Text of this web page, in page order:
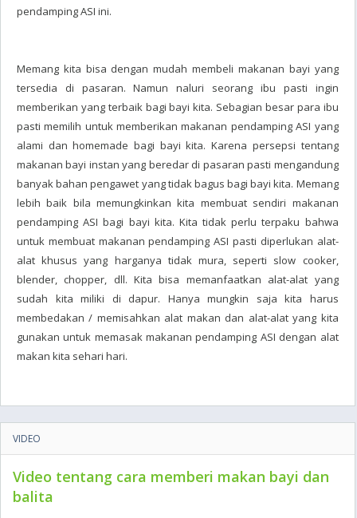
pendamping ASI ini.
Memang kita bisa dengan mudah membeli makanan bayi yang
tersedia di pasaran. Namun naluri seorang ibu pasti ingin
memberikan yang terbaik bagi bayi kita. Sebagian besar para ibu
pasti memilih untuk memberikan makanan pendamping ASI yang
alami dan homemade bagi bayi kita. Karena persepsi tentang
makanan bayi instan yang beredar di pasaran pasti mengandung
banyak bahan pengawet yang tidak bagus bagi bayi kita. Memang
lebih baik bila memungkinkan kita membuat sendiri makanan
pendamping ASI bagi bayi kita. Kita tidak perlu terpaku bahwa
untuk membuat makanan pendamping ASI pasti diperlukan alat-
alat khusus yang harganya tidak mura, seperti slow cooker,
blender, chopper, dll. Kita bisa memanfaatkan alat-alat yang
sudah kita miliki di dapur. Hanya mungkin saja kita harus
membedakan / memisahkan alat makan dan alat-alat yang kita
gunakan untuk memasak makanan pendamping ASI dengan alat
makan kita sehari hari.
VIDEO
Video tentang cara memberi makan bayi dan
balita